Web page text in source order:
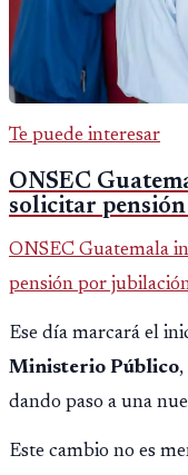
Te puede interesar
ONSEC
solicitar
ONSEC Guatemala
pensión por
Montepío y 50 años
importar edad.
Ese día marcará el
Ministerio Público
dando paso a una
Este cambio no es